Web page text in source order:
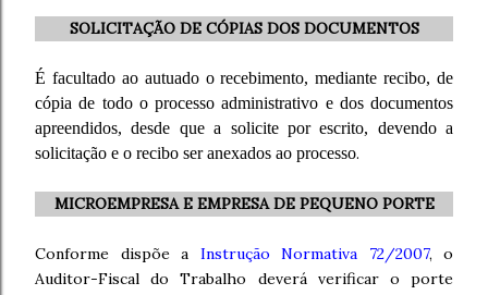
SOLICITAÇÃO DE CÓPIAS DOS DOCUMENTOS
É facultado ao autuado o recebimento, mediante recibo, de
cópia de todo o processo administrativo e dos documentos
apreendidos, desde que a solicite por escrito, devendo a
solicitação e o recibo ser anexados ao processo.
MICROEMPRESA E EMPRESA DE PEQUENO PORTE
Conforme dispõe a Instrução Normativa 72/2007, o
Auditor-Fiscal do Trabalho deverá verificar o porte